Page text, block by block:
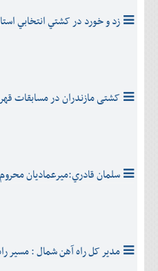
زد و خورد در کشتي انتخابي
کشتی مازندران در مسابقات
سلمان قادري:ميرعماديان
مدير کل راه آهن شمال : مسير